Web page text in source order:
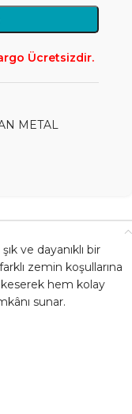
Ücretsizdir.
METAL
ve dayanıklı bir
zemin koşullarına
keserek hem kolay
sunar.